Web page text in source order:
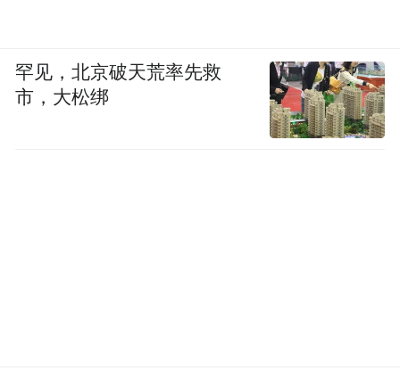
罕见，北京破天荒率先救
市，大松绑